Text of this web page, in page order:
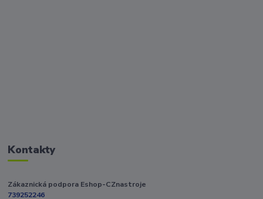
Kontakty
Zákaznická podpora Eshop-CZnastroje
739252246